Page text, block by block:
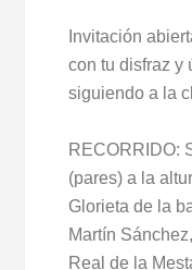
Invitación
con tu disfraz y
siguiendo a la
RECORRIDO:
(pares) a la
Glorieta de la
Martín
Real de la